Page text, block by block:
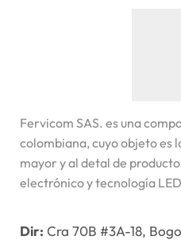
Fervicom SAS. es una
colombiana, cuyo objeto es
mayor y al detal de
electrónico y tecnología
Dir: Cra 70B #3A-18,